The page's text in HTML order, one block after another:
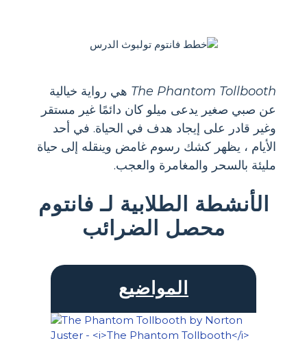
The Phantom Tollbooth هي رواية خيالية
عن صبي صغير يدعى ميلو كان دائمًا غير مستقر
وغير قادر على إيجاد هدف في الحياة. في أحد
الأيام ، يظهر كشك رسوم غامض وينقله إلى حياة
مليئة بالسحر والمغامرة والعجب.
الأنشطة الطلابية لـ فانتوم
محصل الضرائب
المواضيع